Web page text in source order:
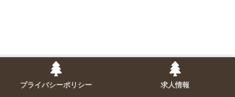
プライバシーポリシー 求人情報